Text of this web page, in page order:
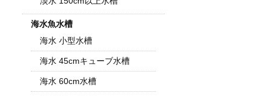
海水魚水槽
海水 小型水槽
海水 45cmキューブ水槽
海水 60cm水槽